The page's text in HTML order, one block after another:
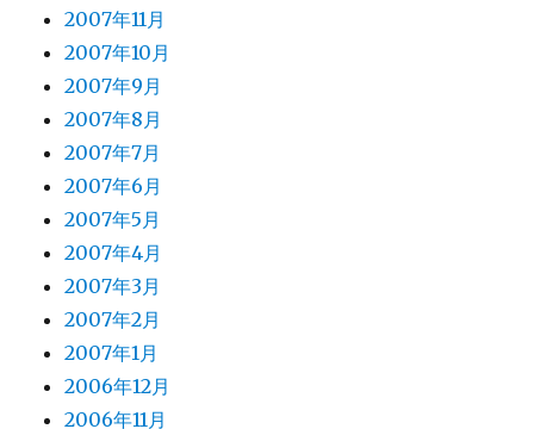
2007年11月
2007年10月
2007年9月
2007年8月
2007年7月
2007年6月
2007年5月
2007年4月
2007年3月
2007年2月
2007年1月
2006年12月
2006年11月